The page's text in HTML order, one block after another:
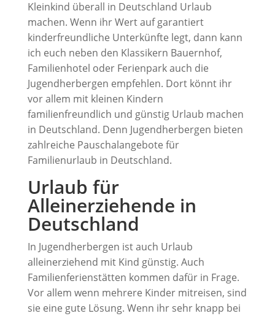
Kleinkind überall in Deutschland Urlaub
machen. Wenn ihr Wert auf garantiert
kinderfreundliche Unterkünfte legt, dann kann
ich euch neben den Klassikern Bauernhof,
Familienhotel oder Ferienpark auch die
Jugendherbergen empfehlen. Dort könnt ihr
vor allem mit kleinen Kindern
familienfreundlich und günstig Urlaub machen
in Deutschland. Denn Jugendherbergen bieten
zahlreiche Pauschalangebote für
Familienurlaub in Deutschland.
Urlaub für
Alleinerziehende in
Deutschland
In Jugendherbergen ist auch Urlaub
alleinerziehend mit Kind günstig. Auch
Familienferienstätten kommen dafür in Frage.
Vor allem wenn mehrere Kinder mitreisen, sind
sie eine gute Lösung. Wenn ihr sehr knapp bei